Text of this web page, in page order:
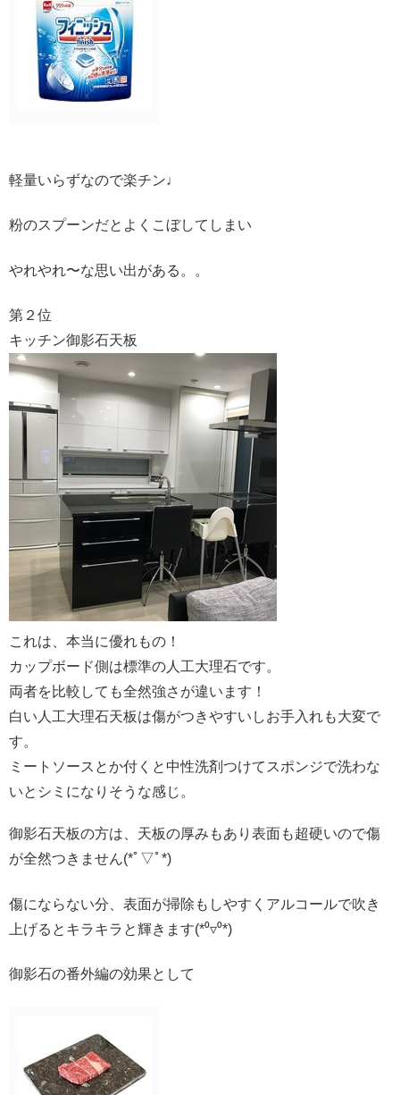
軽量いらずなので楽チン♩
粉のスプーンだとよくこぼしてしまい
やれやれ〜な思い出がある。。
第２位
キッチン御影石天板
これは、本当に優れもの！
カップボード側は標準の人工大理石です。
両者を比較しても全然強さが違います！
白い人工大理石天板は傷がつきやすいしお手入れも大変で
す。
ミートソースとか付くと中性洗剤つけてスポンジで洗わな
いとシミになりそうな感じ。
御影石天板の方は、天板の厚みもあり表面も超硬いので傷
が全然つきません(*ﾟ▽ﾟ*)
傷にならない分、表面が掃除もしやすくアルコールで吹き
上げるとキラキラと輝きます(*⁰▿⁰*)
御影石の番外編の効果として